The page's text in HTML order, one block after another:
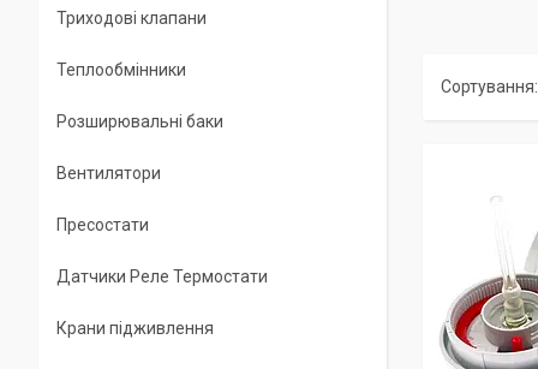
Триходові клапани
Теплообмінники
Розширювальні баки
Вентилятори
Пресостати
Датчики Реле Термостати
Крани підживлення